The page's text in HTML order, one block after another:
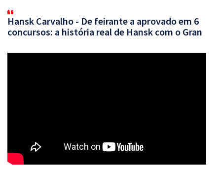
Hansk Carvalho - De feirante a aprovado em 6
concursos: a história real de Hansk com o Gran